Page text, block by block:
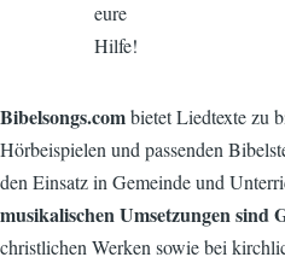
eure
Hilfe!
Bibelsongs.combietet Liedtexte zu
Hörbeispielen und passenden
den Einsatz in Gemeinde und
musikalischen Umsetzungen sind
christlichen Werken sowie bei